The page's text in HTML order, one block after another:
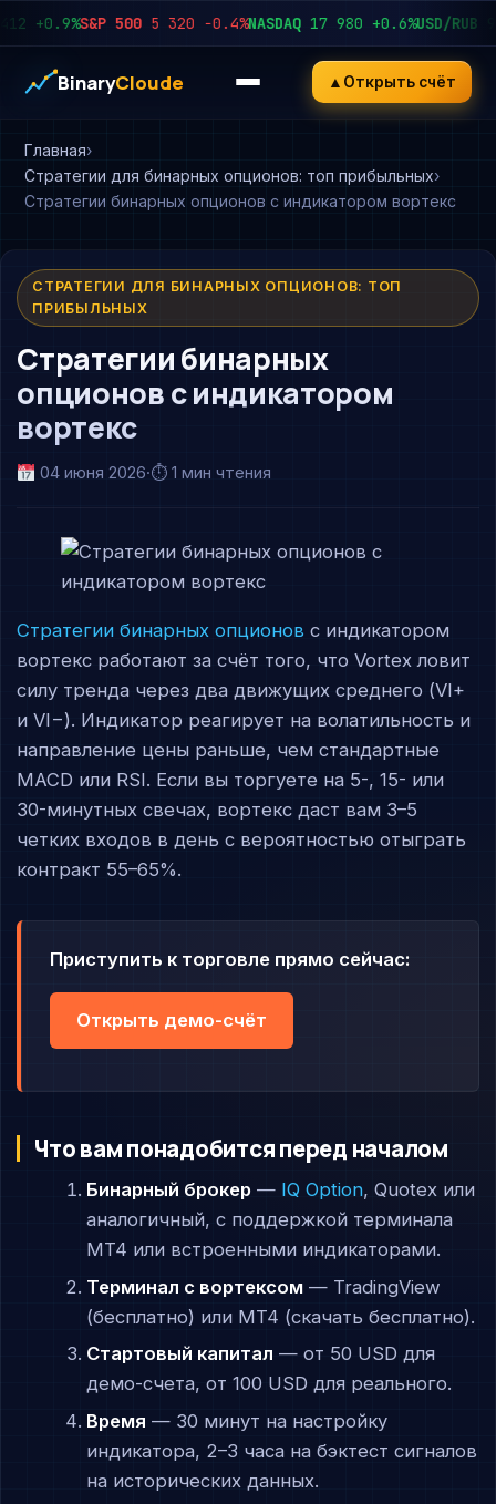
+0.9%S&P 500 5 320 −0.4%NASDAQ 17 980 +0.6%USD/RUB
BinaryCloude ▲ Открыть счёт
Главная
Стратегии для бинарных опционов: топ прибыльных
Стратегии бинарных опционов с индикатором вортекс
СТРАТЕГИИ ДЛЯ БИНАРНЫХ ОПЦИОНОВ: ТОП
ПРИБЫЛЬНЫХ
Стратегии бинарных
опционов с индикатором
вортекс
04 июня 2026·⏱ 1 мин чтения
Стратегии бинарных опционов с индикатором
вортекс работают за счёт того, что Vortex ловит
силу тренда через два движущих среднего (VI+
и VI−). Индикатор реагирует на волатильность и
направление цены раньше, чем стандартные
MACD или RSI. Если вы торгуете на 5-, 15- или
30-минутных свечах, вортекс даст вам 3–5
четких входов в день с вероятностью отыграть
контракт 55–65%.
Приступить к торговле прямо сейчас:
Открыть демо-счёт
Что вам понадобится перед началом
Бинарный брокер— IQ Option, Quotex или
аналогичный, с поддержкой терминала
MT4 или встроенными индикаторами.
Терминал с вортексом— TradingView
(бесплатно) или MT4 (скачать бесплатно).
Стартовый капитал — от 50 USD для
демо-счета, от 100 USD для реального.
Время — 30 минут на настройку
индикатора, 2–3 часа на бэктест сигналов
на исторических данных.